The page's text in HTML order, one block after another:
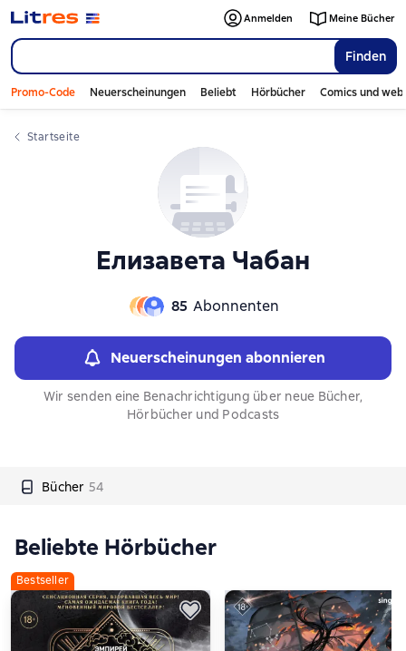
Finden
Anmelden Meine Bücher
Promo-Code Neuerscheinungen Beliebt Hörbücher Comics und
Startseite
Елизавета Чабан
85 Abonnenten
Neuerscheinungen abonnieren
Wir senden eine Benachrichtigung über neue Bücher,
Hörbücher und Podcasts
Bücher 54
Слайдер с книгами
Beliebte Hörbücher
Bestseller